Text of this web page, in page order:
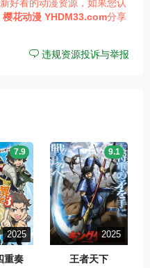
好看的动漫资源，如果您认
樱花动漫 YHDM33.com分享
违规资源投诉与举报
2025
重奏
7.9
2025
王者天下
9.1